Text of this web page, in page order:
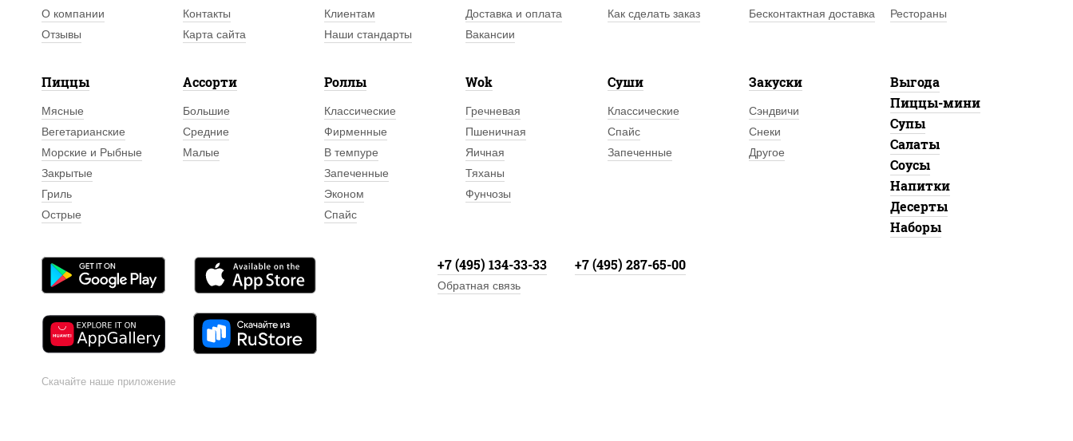
О компании Контакты Клиентам Доставка и оплата Как сделать заказ Бесконтактная доставка
Рестораны
Отзывы
Карта сайта Наши стандарты Вакансии
Пиццы
Мясные
Вегетарианские
Морские и Рыбные
Закрытые
Гриль
Острые
Ассорти
Большие
Средние
Малые
Роллы
Классические
Фирменные
В темпуре
Запеченные
Эконом
Спайс
Wok
Гречневая
Пшеничная
Яичная
Тяханы
Фунчозы
Суши
Классические
Спайс
Запеченные
Закуски
Сэндвичи
Снеки
Другое
Выгода
Пиццы-мини
Супы
Салаты
Соусы
Напитки
Десерты
Наборы
Скачайте наше приложение
+7 (495) 134-33-33 +7 (495) 287-65-00
Обратная связь